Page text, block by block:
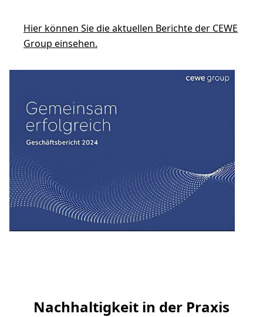
Hier können Sie die aktuellen Berichte der CEWE
Group einsehen.
Nachhaltigkeit in der Praxis